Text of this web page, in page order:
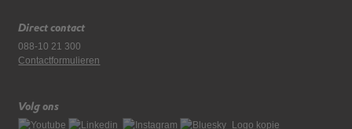
Direct contact
088-10 21 300
Contactformulieren
Volg ons